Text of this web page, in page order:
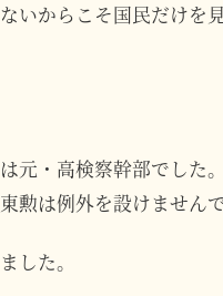
いからこそ国民だけを
元・高検察幹部でした
勲は例外を設けませんで
した。